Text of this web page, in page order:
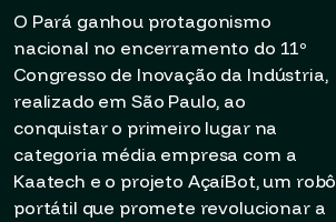
O Pará ganhou protagonismo
nacional no encerramento do 11º
Congresso de Inovação da Indústria,
realizado em São Paulo, ao
conquistar o primeiro lugar na
categoria média empresa com a
Kaatech e o projeto AçaíBot, um robô
portátil que promete revolucionar a